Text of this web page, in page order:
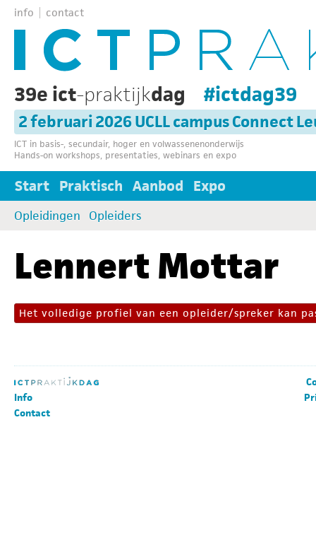
info contact
39e ict-praktijkdag #ictdag39
2 februari 2026 UCLL campus Connect
ICT in basis-, secundair, hoger en volwassenenonderwijs
Hands-on workshops, presentaties, webinars en expo
Start Praktisch Aanbod Expo
Opleidingen Opleiders
Lennert Mottar
Het volledige profiel van een opleider/spreker kan
Info
Contact